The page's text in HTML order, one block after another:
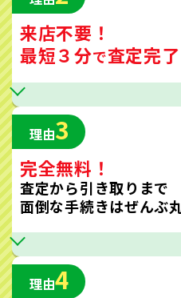
来店不要！
最短３分で査定完了
理由3
完全無料！
査定から引き取りまで
面倒な手続きはぜんぶ
理由4